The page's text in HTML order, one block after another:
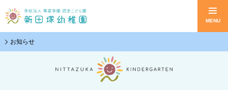
Skip
to
MENU
お知らせ